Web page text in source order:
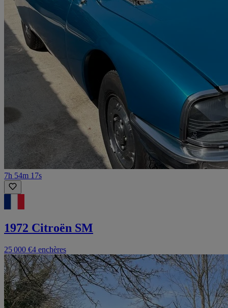
7h 54m 17s
1972 Citroën SM
25 000 €4 enchères